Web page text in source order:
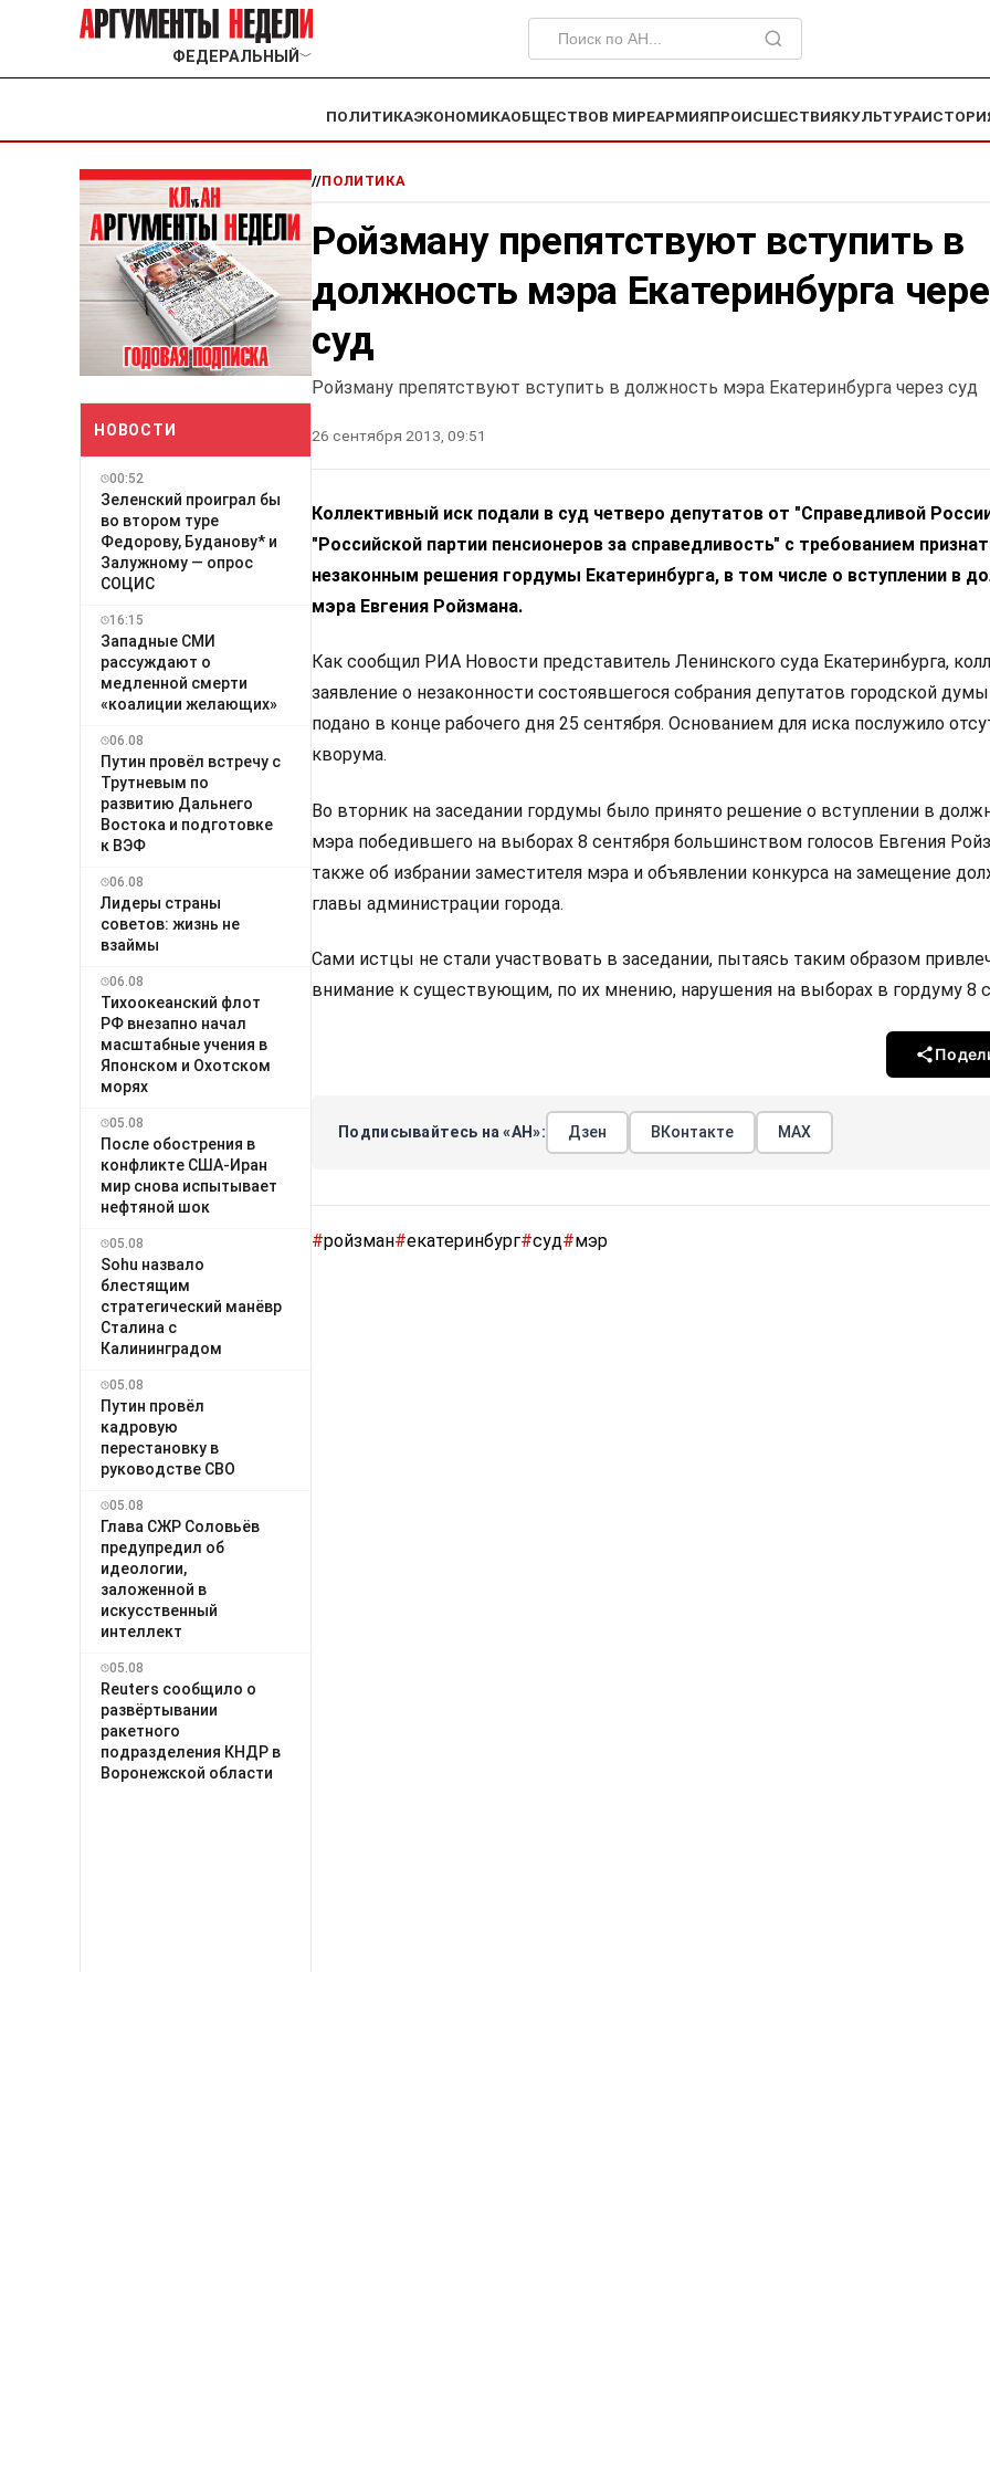
ФЕДЕРАЛЬНЫЙ ﹀
ПОЛИТИКАЭКОНОМИКАОБЩЕСТВОВ МИРЕАРМИЯПРОИСШЕСТВИЯКУЛЬТУРА
НОВОСТИ
00:52
Зеленский проиграл бы
во втором туре
Федорову, Буданову* и
Залужному — опрос
СОЦИС
16:15
Западные СМИ
рассуждают о
медленной смерти
«коалиции желающих»
06.08
Путин провёл встречу с
Трутневым по
развитию Дальнего
Востока и подготовке
к ВЭФ
06.08
Лидеры страны
советов: жизнь не
взаймы
06.08
Тихоокеанский флот
РФ внезапно начал
масштабные учения в
Японском и Охотском
морях
05.08
После обострения в
конфликте США-Иран
мир снова испытывает
нефтяной шок
05.08
Sohu назвало
блестящим
стратегический манёвр
Сталина с
Калининградом
05.08
Путин провёл
кадровую
перестановку в
руководстве СВО
05.08
Глава СЖР Соловьёв
предупредил об
идеологии,
заложенной в
искусственный
интеллект
05.08
Reuters сообщило о
развёртывании
ракетного
подразделения КНДР в
Воронежской области
//ПОЛИТИКА
Ройзману препятствуют вступить в
должность мэра Екатеринбурга
суд
Ройзману препятствуют вступить в должность мэра Екатеринбурга через суд
26 сентября 2013, 09:51
Коллективный иск подали в суд четверо депутатов от "Справедливой
"Российской партии пенсионеров за справедливость" с требованием
незаконным решения гордумы Екатеринбурга, в том числе о вступлении в
мэра Евгения Ройзмана.
Как сообщил РИА Новости представитель Ленинского суда Екатеринбурга,
заявление о незаконности состоявшегося собрания депутатов городской
подано в конце рабочего дня 25 сентября. Основанием для иска послужило
кворума.
Во вторник на заседании гордумы было принято решение о вступлении в
мэра победившего на выборах 8 сентября большинством голосов Евгения
также об избрании заместителя мэра и объявлении конкурса на замещение
главы администрации города.
Сами истцы не стали участвовать в заседании, пытаясь таким образом
внимание к существующим, по их мнению, нарушения на выборах в гордуму 8
Подписывайтесь на «АН»: Дзен ВКонтакте МАХ
#ройзман#екатеринбург#суд#мэр